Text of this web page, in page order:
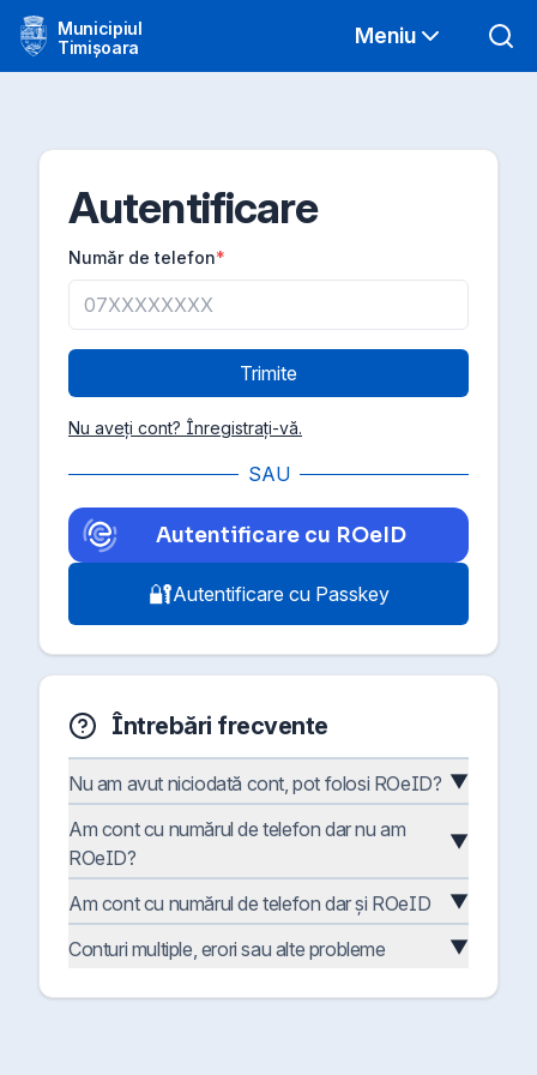
Municipiul
Timișoara
Meniu
Autentificare
Număr de telefon*
Trimite
Nu aveți cont? Înregistrați-vă.
SAU
Autentificare cu ROeID
🔐Autentificare cu Passkey
Întrebări frecvente
Nu am avut niciodată cont, pot folosi ROeID? ▼
Am cont cu numărul de telefon dar nu am
ROeID?
▼
Am cont cu numărul de telefon dar și ROeID
▼
Conturi multiple, erori sau alte probleme
▼